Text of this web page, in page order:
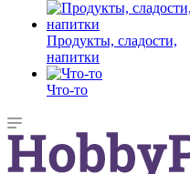
Продукты, сладости,
напитки
Что-то